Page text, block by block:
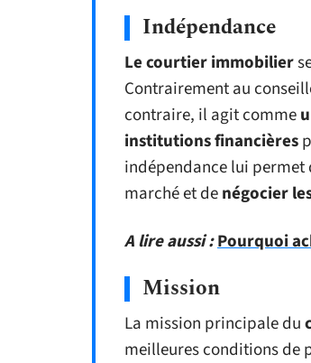
Indépendance
Le courtier immobilier
Contrairement au
contraire, il agit comme
institutions financières
indépendance lui permet
marché et denégocier
A lire aussi :Pourquoi
Mission
La mission principale du
meilleures conditions de